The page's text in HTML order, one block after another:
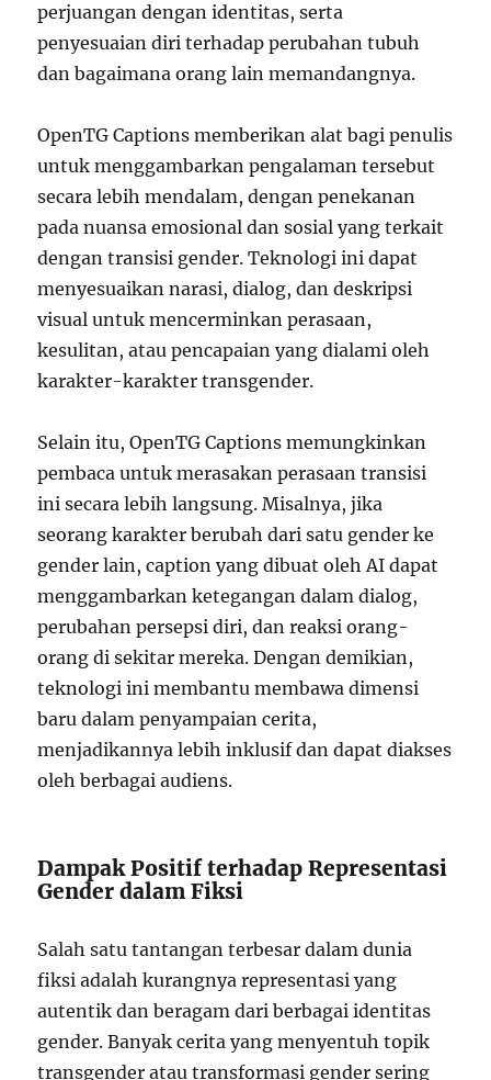
perjuangan dengan identitas, serta
penyesuaian diri terhadap perubahan tubuh
dan bagaimana orang lain memandangnya.
OpenTG Captions memberikan alat bagi penulis
untuk menggambarkan pengalaman tersebut
secara lebih mendalam, dengan penekanan
pada nuansa emosional dan sosial yang terkait
dengan transisi gender. Teknologi ini dapat
menyesuaikan narasi, dialog, dan deskripsi
visual untuk mencerminkan perasaan,
kesulitan, atau pencapaian yang dialami oleh
karakter-karakter transgender.
Selain itu, OpenTG Captions memungkinkan
pembaca untuk merasakan perasaan transisi
ini secara lebih langsung. Misalnya, jika
seorang karakter berubah dari satu gender ke
gender lain, caption yang dibuat oleh AI dapat
menggambarkan ketegangan dalam dialog,
perubahan persepsi diri, dan reaksi orang-
orang di sekitar mereka. Dengan demikian,
teknologi ini membantu membawa dimensi
baru dalam penyampaian cerita,
menjadikannya lebih inklusif dan dapat diakses
oleh berbagai audiens.
Dampak Positif terhadap Representasi
Gender dalam Fiksi
Salah satu tantangan terbesar dalam dunia
fiksi adalah kurangnya representasi yang
autentik dan beragam dari berbagai identitas
gender. Banyak cerita yang menyentuh topik
transgender atau transformasi gender sering